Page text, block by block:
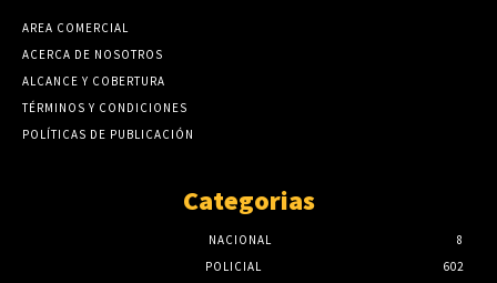
AREA COMERCIAL
ACERCA DE NOSOTROS
ALCANCE Y COBERTURA
TÉRMINOS Y CONDICIONES
POLÍTICAS DE PUBLICACIÓN
Categorias
NACIONAL
8
POLICIAL
602